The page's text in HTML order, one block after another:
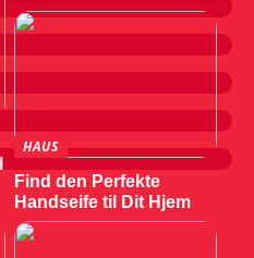
HAUS
Find den Perfekte
Handseife til Dit Hjem